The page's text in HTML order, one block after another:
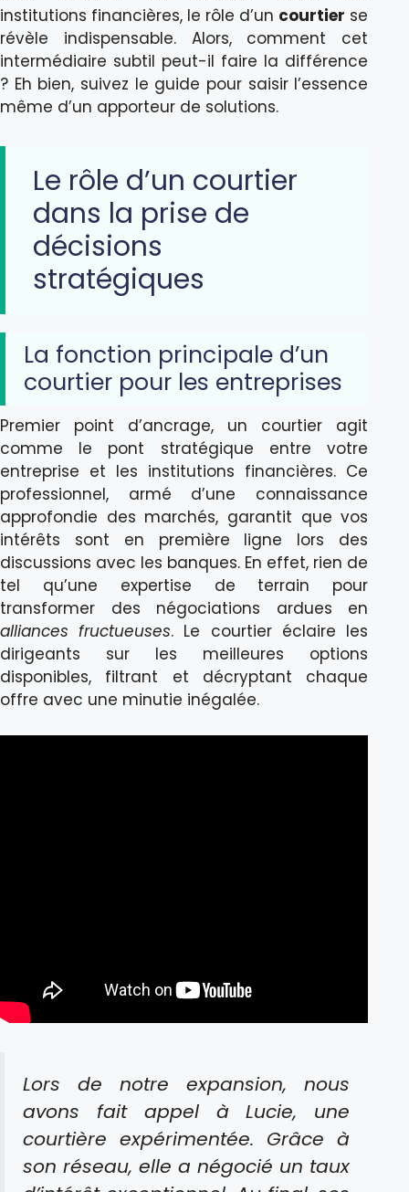
institutions financières, le rôle d’un courtier se
révèle indispensable. Alors, comment cet
intermédiaire subtil peut-il faire la différence
? Eh bien, suivez le guide pour saisir l’essence
même d’un apporteur de solutions.
Le rôle d’un courtier
dans la prise de
décisions
stratégiques
La fonction principale d’un
courtier pour les entreprises
Premier point d’ancrage, un courtier agit
comme le pont stratégique entre votre
entreprise et les institutions financières. Ce
professionnel, armé d’une connaissance
approfondie des marchés, garantit que vos
intérêts sont en première ligne lors des
discussions avec les banques. En effet, rien de
tel qu’une expertise de terrain pour
transformer des négociations ardues en
alliances fructueuses. Le courtier éclaire les
dirigeants sur les meilleures options
disponibles, filtrant et décryptant chaque
offre avec une minutie inégalée.
Lors de notre expansion, nous
avons fait appel à Lucie, une
courtière expérimentée. Grâce à
son réseau, elle a négocié un taux